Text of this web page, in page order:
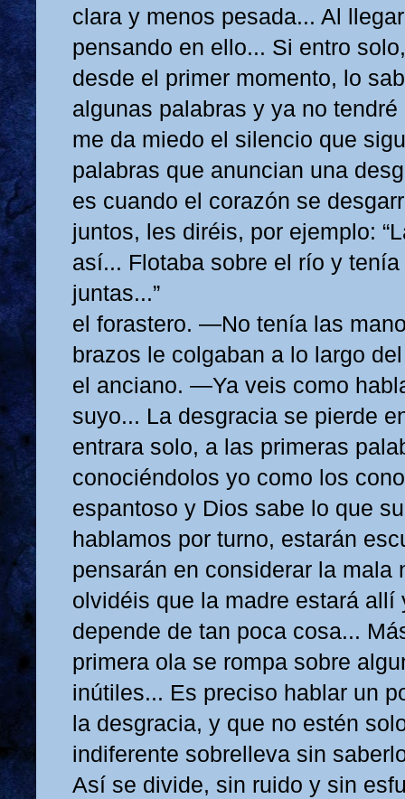
clara y menos pesada... Al
pensando en ello... Si entro
desde el primer momento, lo
algunas palabras y ya no
me da miedo el silencio que
palabras que anuncian una
es cuando el corazón se
juntos, les diréis, por ejemplo:
así... Flotaba sobre el río y
juntas...”
el forastero. —No tenía las
brazos le colgaban a lo largo
el anciano. —Ya veis como
suyo... La desgracia se pierde
entrara solo, a las primeras
conociéndolos yo como los
espantoso y Dios sabe lo que
hablamos por turno, estarán
pensarán en considerar la mala
olvidéis que la madre estará allí
depende de tan poca cosa...
primera ola se rompa sobre
inútiles... Es preciso hablar un
la desgracia, y que no estén
indiferente sobrelleva sin
Así se divide, sin ruido y sin